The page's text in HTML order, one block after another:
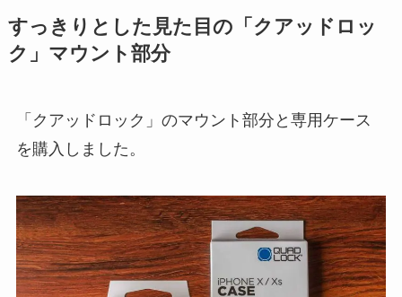
すっきりとした見た目の「クアッドロッ
ク」マウント部分
「クアッドロック」のマウント部分と専用ケース
を購入しました。